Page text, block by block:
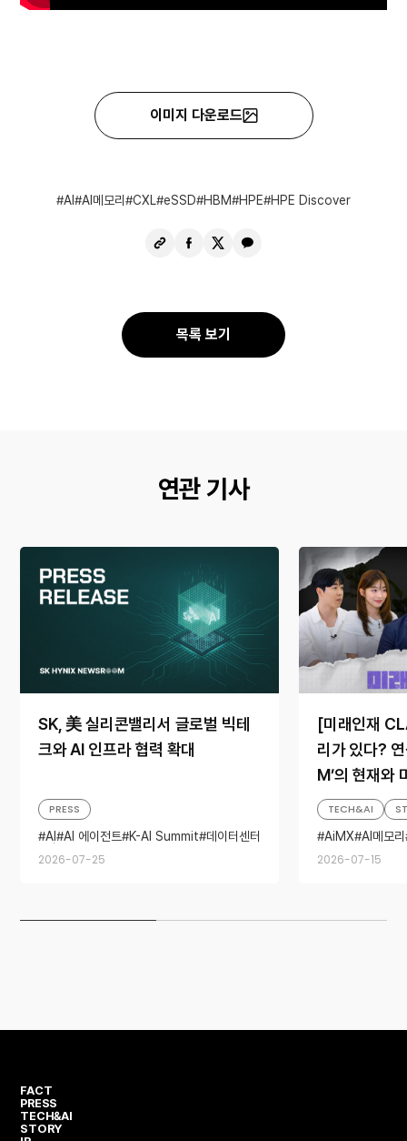
이미지 다운로드
AI AI메모리 CXL eSSD HBM HPE HPE Discover
URL
페
공
X
카
목록 보기
연관 기사
SK, 美 실리콘밸리서 글로벌 빅테
크와 AI 인프라 협력 확대
2026-07-25
PRESS
AI AI 에이전트 K-AI Summit 데이터센터
빅테크
[미래인재
리가 있다?
M’의 현재와
2026-07-15
TECH&AI
AiMX AI메모리
FACT
PRESS
TECH&AI
STORY